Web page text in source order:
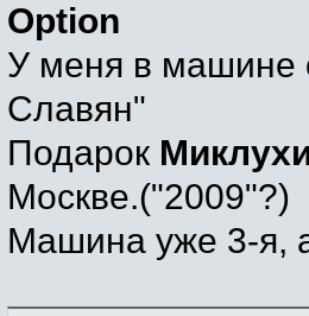
Option
У меня в машине
Славян"
Подарок
Москве.("2009"?)
Машина уже 3-я,